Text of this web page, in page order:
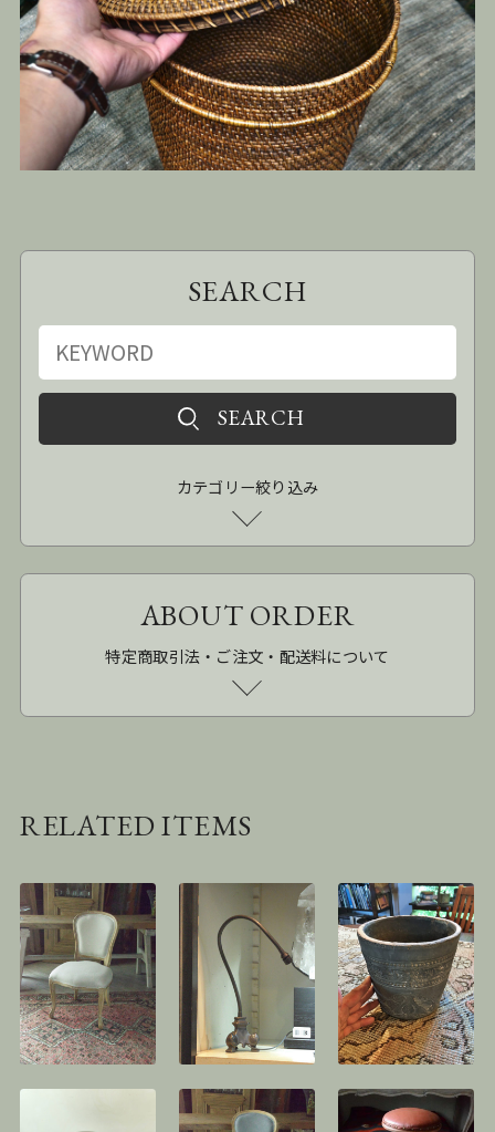
SEARCH
カテゴリー絞り込み
ABOUT ORDER
特定商取引法・ご注文・配送料について
RELATED ITEMS